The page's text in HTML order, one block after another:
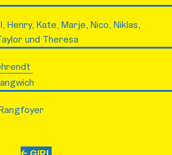
Henry, Kate, Marje, Nico, Niklas,
und Theresa